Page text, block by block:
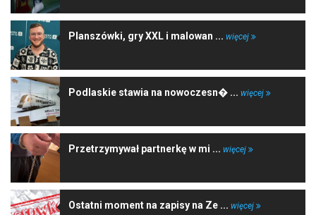
Planszówki, gry XXL i malowan ... więcej
Podlaskie stawia na nowoczesn� ... więcej
Przetrzymywał partnerkę w mi ... więcej
Ostatni moment na zapisy na Ze ... więcej